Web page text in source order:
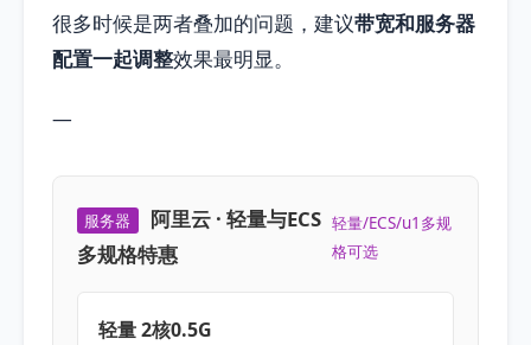
很多时候是两者叠加的问题，建议带宽和服务器
配置一起调整效果最明显。
—
服务器
阿里云 · 轻量与ECS
多规格特惠
轻量/ECS/u1多规
格可选
轻量 2核0.5G